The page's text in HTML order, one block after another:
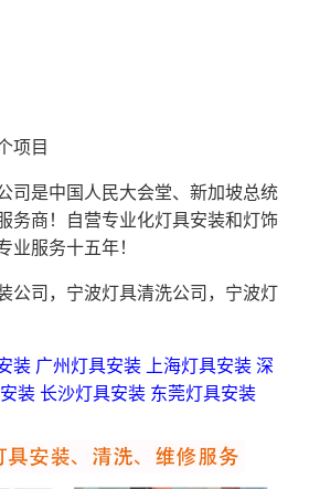
项目
司是中国人民大会堂、新加坡总统
务商！自营专业化灯具安装和灯饰
服务十五年！
公司，宁波灯具清洗公司，宁波灯
装 广州灯具安装 上海灯具安装深
装长沙灯具安装 东莞灯具安装